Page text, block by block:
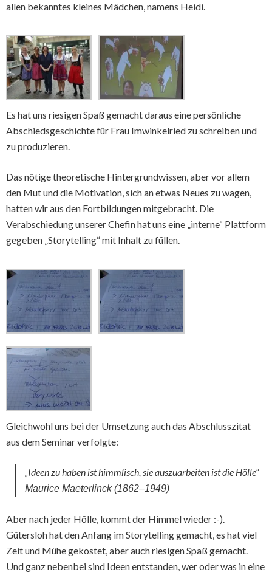
allen bekanntes kleines Mädchen, namens Heidi.
Es hat uns riesigen Spaß gemacht daraus eine persönliche
Abschiedsgeschichte für Frau Imwinkelried zu schreiben und
zu produzieren.
Das nötige theoretische Hintergrundwissen, aber vor allem
den Mut und die Motivation, sich an etwas Neues zu wagen,
hatten wir aus den Fortbildungen mitgebracht. Die
Verabschiedung unserer Chefin hat uns eine „interne“ Plattform
gegeben „Storytelling“ mit Inhalt zu füllen.
Gleichwohl uns bei der Umsetzung auch das Abschlusszitat
aus dem Seminar verfolgte:
„Ideen zu haben ist himmlisch, sie auszuarbeiten ist die Hölle“
Maurice Maeterlinck (1862–1949)
Aber nach jeder Hölle, kommt der Himmel wieder :-).
Gütersloh hat den Anfang im Storytelling gemacht, es hat viel
Zeit und Mühe gekostet, aber auch riesigen Spaß gemacht.
Und ganz nebenbei sind Ideen entstanden, wer oder was in eine